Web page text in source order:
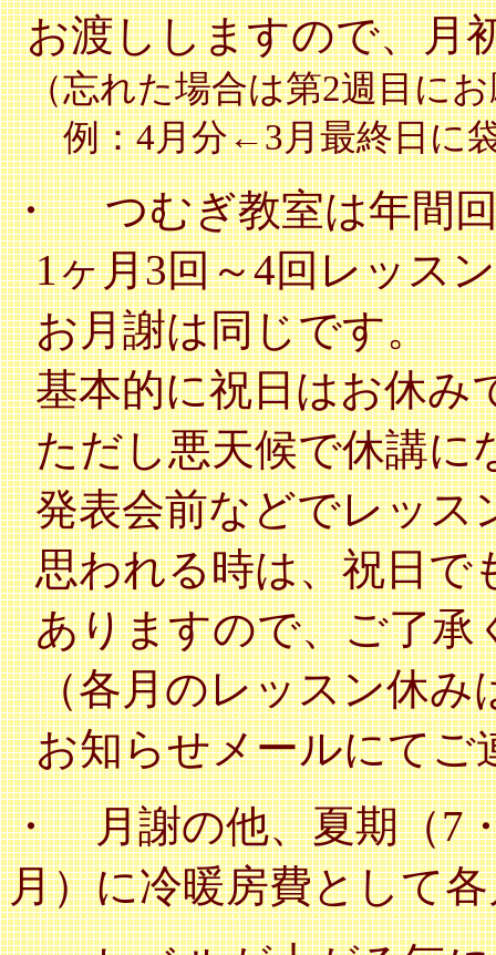
お渡ししますので、月
（忘れた場合は第2週目に
例：4月分←3月最終日に
・
つむぎ教室は年間
1ヶ月3回～4回レッス
お月謝は同じです。
基本的に祝日はお休み
ただし悪天候で休講に
発表会前などでレッス
思われる時は、祝日で
ありますので、ご
（各月のレッスン休み
お知らせメールにてご
・ 月謝の他、夏期（7
月）に冷暖房費として